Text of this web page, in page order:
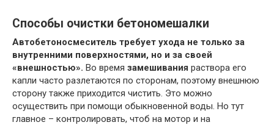
Способы очистки бетономешалки
Автобетоносмеситель требует ухода не только за
внутренними поверхностями, но и за своей
«внешностью». Во время замешивания раствора его
капли часто разлетаются по сторонам, поэтому внешнюю
сторону также приходится чистить. Это можно
осуществить при помощи обыкновенной воды. Но тут
главное – контролировать, чтоб на мотор и на